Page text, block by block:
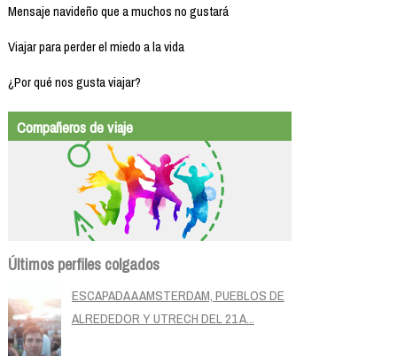
Mensaje navideño que a muchos no gustará
Viajar para perder el miedo a la vida
¿Por qué nos gusta viajar?
Compañeros de viaje
Últimos perfiles colgados
ESCAPADA A AMSTERDAM, PUEBLOS DE
ALREDEDOR Y UTRECH DEL 21 A...